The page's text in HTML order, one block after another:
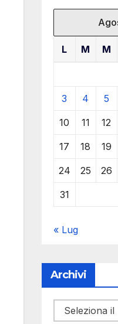
L M M
3 4 5
10 11 12
17 18 19
24 25 26
31
« Lug
Archivi
Archivi